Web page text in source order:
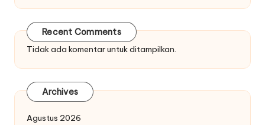
Recent Comments
Tidak ada komentar untuk ditampilkan.
Archives
Agustus 2026